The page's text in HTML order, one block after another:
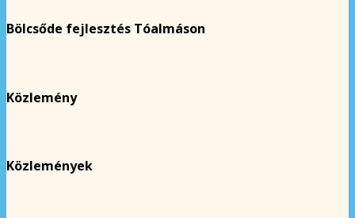
Bölcsőde fejlesztés Tóalmáson
Közlemény
Közlemények